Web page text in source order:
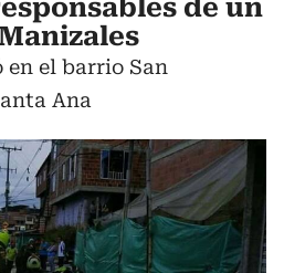
de un
en el barrio San
Ana